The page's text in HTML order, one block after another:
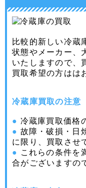
比較的新しい冷蔵
状態やメーカー、
いたしますので、
買取希望の方はは
冷蔵庫買取の注意
● 冷蔵庫買取価格
● 故障・破損・日
に限り、買取させ
● これらの条件を
合がございますの